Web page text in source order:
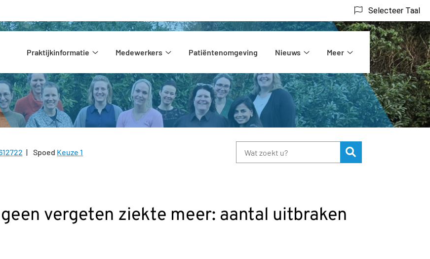
Selecteer Taal
Praktijkinformatie
Medewerkers
Patiëntenomgeving
Nieuws
Meer
submenu
Spoed Keuze 1
vergeten ziekte meer: aantal uitbraken